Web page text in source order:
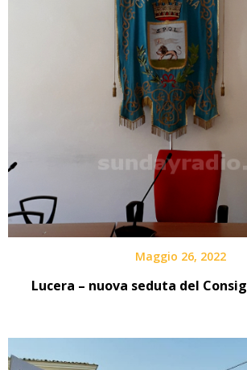
Maggio 26, 2022
Lucera – nuova seduta del